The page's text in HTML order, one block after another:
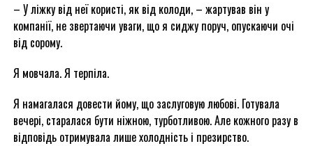
– У ліжку від неї користі, як від колоди, – жартував він у
компанії, не звертаючи уваги, що я сиджу поруч, опускаючи очі
від сорому.
Я мовчала. Я терпіла.
Я намагалася довести йому, що заслуговую любові. Готувала
вечері, старалася бути ніжною, турботливою. Але кожного разу в
відповідь отримувала лише холодність і презирство.